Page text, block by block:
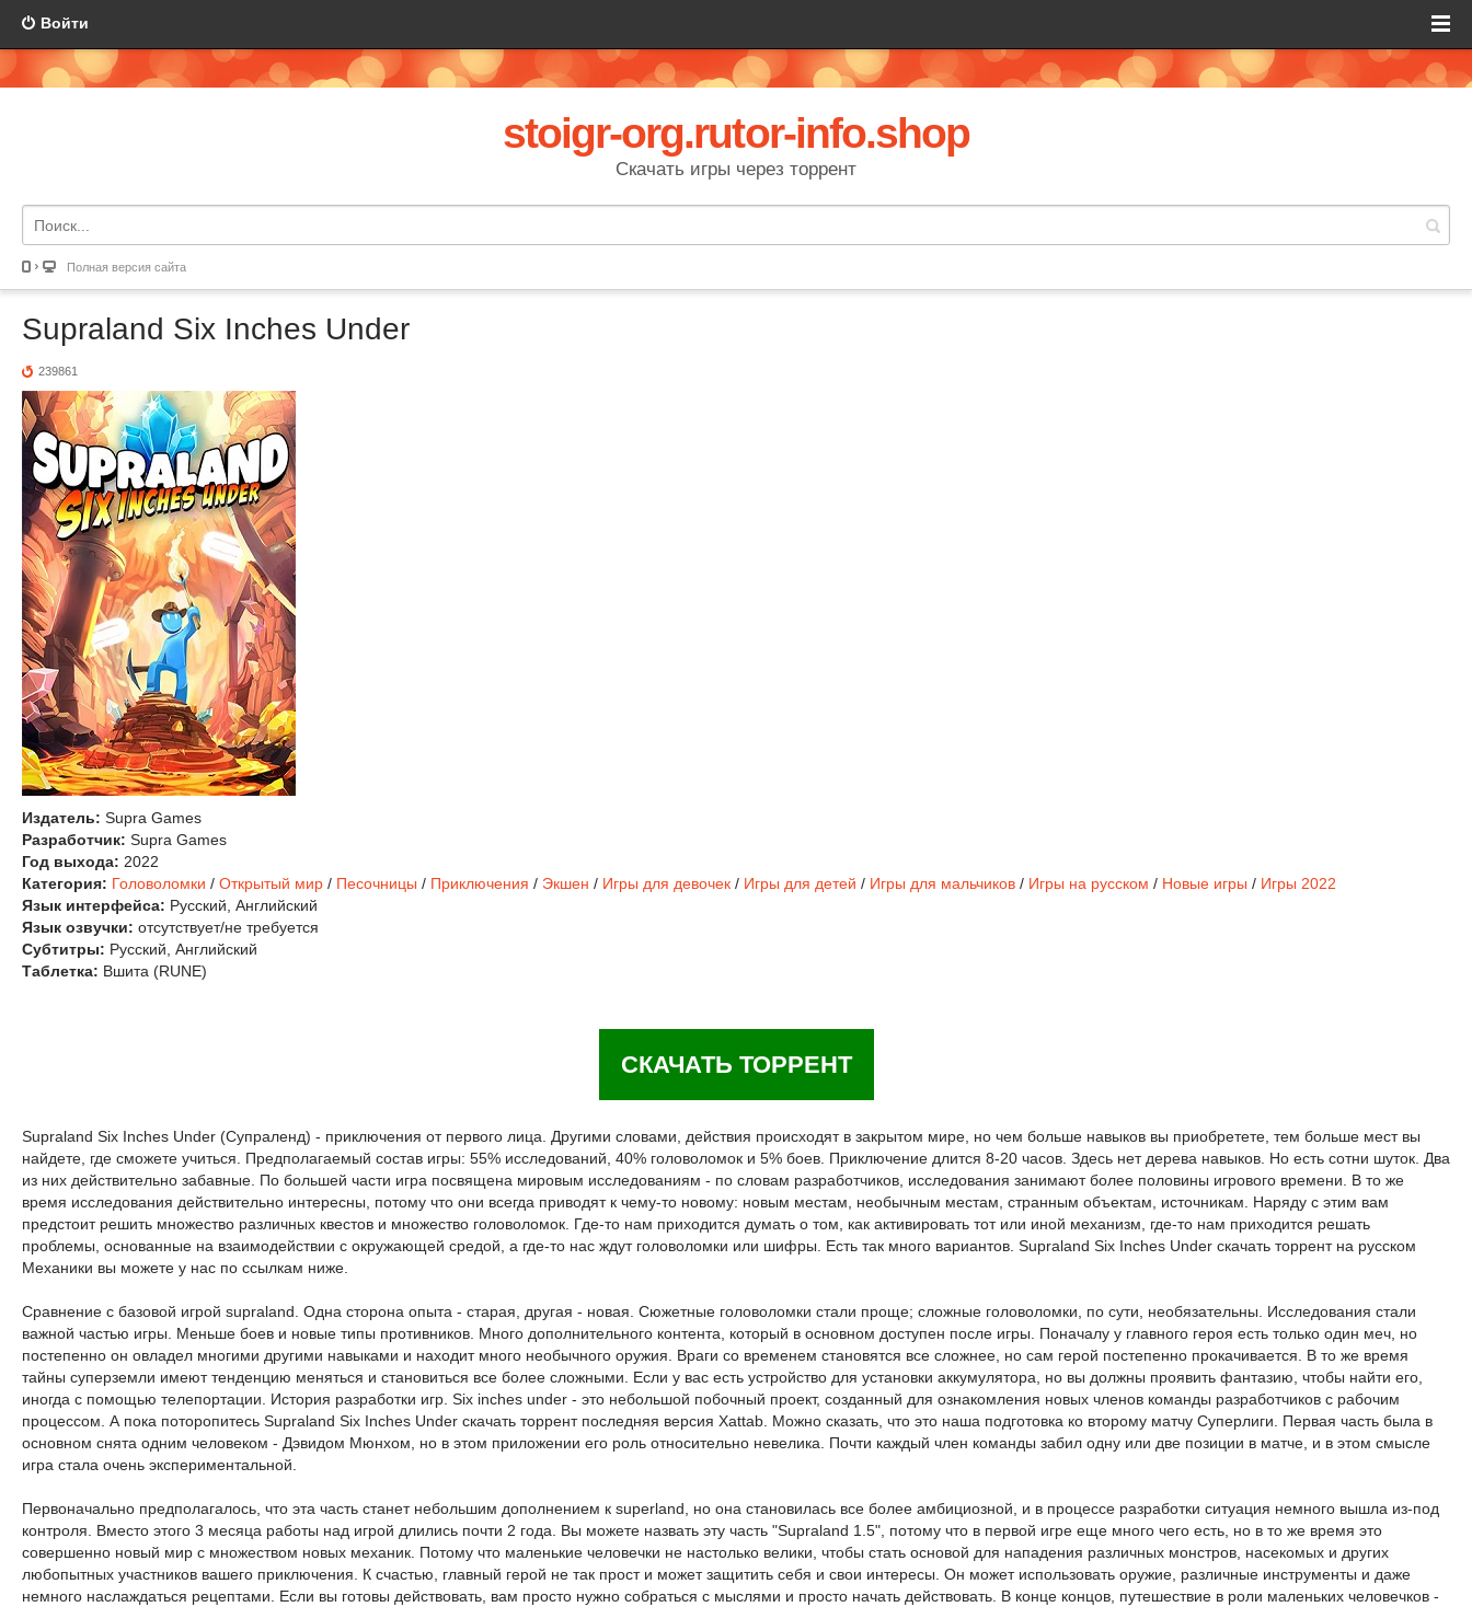
Войти
stoigr-org.rutor-info.shop
Скачать игры через торрент
Полная версия сайта
Supraland Six Inches Under
239861
Издатель: Supra Games
Разработчик: Supra Games
Год выхода: 2022
Категория: Головоломки / Открытый мир / Песочницы / Приключения / Экшен / Игры для девочек / Игры для детей / Игры для мальчиков / Игры на русском / Новые игры / Игры 2022
Язык интерфейса: Русский, Английский
Язык озвучки: отсутствует/не требуется
Субтитры: Русский, Английский
Таблетка: Вшита (RUNE)
СКАЧАТЬ ТОРРЕНТ
Supraland Six Inches Under (Супраленд) - приключения от первого лица. Другими словами, действия происходят в закрытом мире, но чем больше навыков вы приобретете, тем больше мест вы
найдете, где сможете учиться. Предполагаемый состав игры: 55% исследований, 40% головоломок и 5% боев. Приключение длится 8-20 часов. Здесь нет дерева навыков. Но есть сотни шуток. Два
из них действительно забавные. По большей части игра посвящена мировым исследованиям - по словам разработчиков, исследования занимают более половины игрового времени. В то же
время исследования действительно интересны, потому что они всегда приводят к чему-то новому: новым местам, необычным местам, странным объектам, источникам. Наряду с этим вам
предстоит решить множество различных квестов и множество головоломок. Где-то нам приходится думать о том, как активировать тот или иной механизм, где-то нам приходится решать
проблемы, основанные на взаимодействии с окружающей средой, а где-то нас ждут головоломки или шифры. Есть так много вариантов. Supraland Six Inches Under скачать торрент на русском
Механики вы можете у нас по ссылкам ниже.
Сравнение с базовой игрой supraland. Одна сторона опыта - старая, другая - новая. Сюжетные головоломки стали проще; сложные головоломки, по сути, необязательны. Исследования стали
важной частью игры. Меньше боев и новые типы противников. Много дополнительного контента, который в основном доступен после игры. Поначалу у главного героя есть только один меч, но
постепенно он овладел многими другими навыками и находит много необычного оружия. Враги со временем становятся все сложнее, но сам герой постепенно прокачивается. В то же время
тайны суперземли имеют тенденцию меняться и становиться все более сложными. Если у вас есть устройство для установки аккумулятора, но вы должны проявить фантазию, чтобы найти его,
иногда с помощью телепортации. История разработки игр. Six inches under - это небольшой побочный проект, созданный для ознакомления новых членов команды разработчиков с рабочим
процессом. А пока поторопитесь Supraland Six Inches Under скачать торрент последняя версия Xattab. Можно сказать, что это наша подготовка ко второму матчу Суперлиги. Первая часть была в
основном снята одним человеком - Дэвидом Мюнхом, но в этом приложении его роль относительно невелика. Почти каждый член команды забил одну или две позиции в матче, и в этом смысле
игра стала очень экспериментальной.
Первоначально предполагалось, что эта часть станет небольшим дополнением к superland, но она становилась все более амбициозной, и в процессе разработки ситуация немного вышла из-под
контроля. Вместо этого 3 месяца работы над игрой длились почти 2 года. Вы можете назвать эту часть "Supraland 1.5", потому что в первой игре еще много чего есть, но в то же время это
совершенно новый мир с множеством новых механик. Потому что маленькие человечки не настолько велики, чтобы стать основой для нападения различных монстров, насекомых и других
любопытных участников вашего приключения. К счастью, главный герой не так прост и может защитить себя и свои интересы. Он может использовать оружие, различные инструменты и даже
немного наслаждаться рецептами. Если вы готовы действовать, вам просто нужно собраться с мыслями и просто начать действовать. В конце концов, путешествие в роли маленьких человечков -